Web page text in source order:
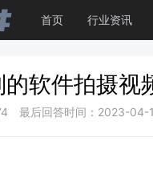
首页 行业资讯
软件拍摄视
最后回答时间：2023-04-